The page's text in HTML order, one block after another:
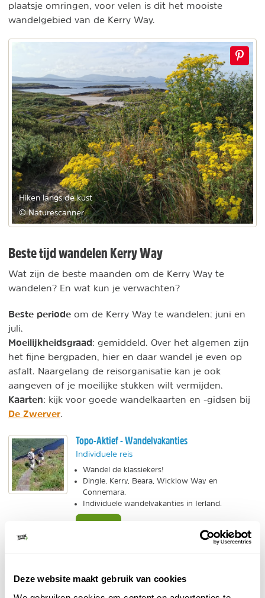
Deze website maakt gebruik van cookies
plaatsje omringen, voor velen is dit het mooiste
wandelgebied van de Kerry Way.
Hiken langs de kust
© Naturescanner
Beste tijd wandelen Kerry Way
Wat zijn de beste maanden om de Kerry Way te
wandelen? En wat kun je verwachten?
Beste periode om de Kerry Way te wandelen: juni en
juli.
Moeilijkheidsgraad: gemiddeld. Over het algemen zijn
het fijne bergpaden, hier en daar wandel je even op
asfalt. Naargelang de reisorganisatie kan je ook
aangeven of je moeilijke stukken wilt vermijden.
Kaarten: kijk voor goede wandelkaarten en -gidsen bij
De Zwerver.
Topo-Aktief - Wandelvakanties
Individuele reis
Wandel de klassiekers!
Dingle, Kerry, Beara, Wicklow Way en
Connemara.
Individuele wandelvakanties in Ierland.
BEKIJK
Wij bevelen Sunny Cars aan!
All-inclusive tarieven voor huurauto's.